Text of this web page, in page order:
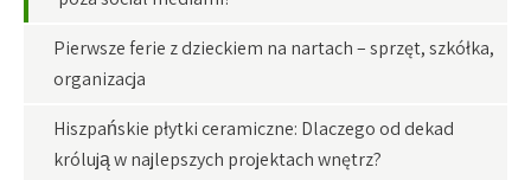
Pierwsze ferie z dzieckiem na nartach – sprzęt, szkółka,
organizacja
Hiszpańskie płytki ceramiczne: Dlaczego od dekad
królują w najlepszych projektach wnętrz?